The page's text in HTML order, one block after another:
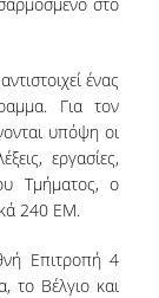
ένας
Για τον
υπόψη οι
εργασίες,
Τμήματος, ο
240 ΕΜ.
Επιτροπή 4
το Βέλγιο και